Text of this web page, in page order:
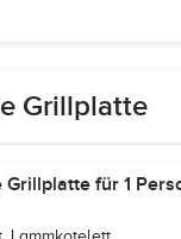
Grillplatte
für 1